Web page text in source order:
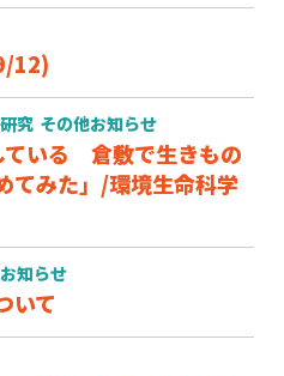
12)
究 その他お知らせ
ている 倉敷で生きもの
てみた」/環境生命科学
知らせ
いて